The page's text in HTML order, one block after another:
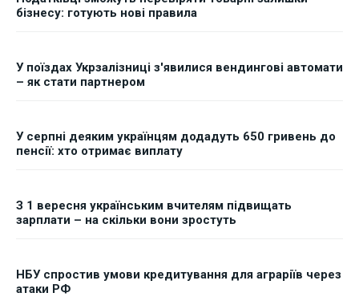
бізнесу: готують нові правила
У поїздах Укрзалізниці з'явилися вендингові автомати
– як стати партнером
У серпні деяким українцям додадуть 650 гривень до
пенсії: хто отримає виплату
З 1 вересня українським вчителям підвищать
зарплати – на скільки вони зростуть
НБУ спростив умови кредитування для аграріїв через
атаки РФ